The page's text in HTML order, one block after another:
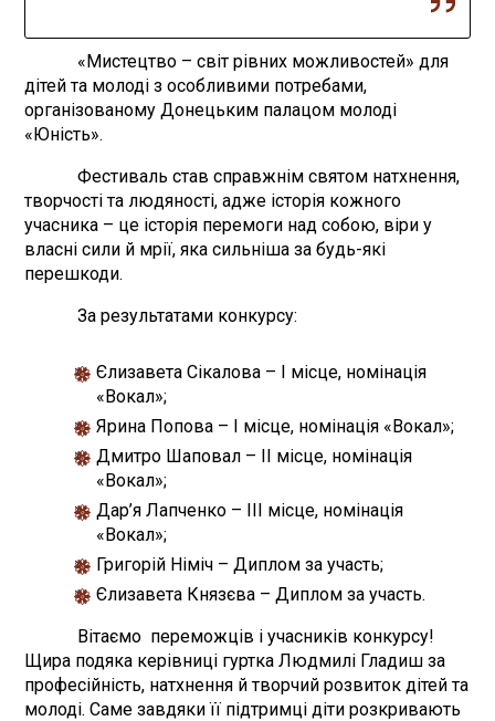
«Мистецтво – світ рівних можливостей» для
дітей та молоді з особливими потребами,
організованому Донецьким палацом молоді
«Юність».
Фестиваль став справжнім святом натхнення,
творчості та людяності, адже історія кожного
учасника – це історія перемоги над собою, віри у
власні сили й мрії, яка сильніша за будь-які
перешкоди.
За результатами конкурсу:
Єлизавета Сікалова – І місце, номінація
«Вокал»;
Ярина Попова – І місце, номінація «Вокал»;
Дмитро Шаповал – ІІ місце, номінація
«Вокал»;
Дар’я Лапченко – ІІІ місце, номінація
«Вокал»;
Григорій Німіч – Диплом за участь;
Єлизавета Князєва – Диплом за участь.
Вітаємо переможців і учасників конкурсу!
Щира подяка керівниці гуртка Людмилі Гладиш за
професійність, натхнення й творчий розвиток дітей та
молоді. Саме завдяки її підтримці діти розкривають